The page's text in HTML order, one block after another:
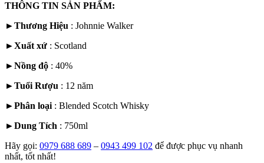
THÔNG TIN SẢN PHẨM:
►Thương Hiệu : Johnnie Walker
►Xuất xứ : Scotland
►Nồng độ : 40%
►Tuổi Rượu : 12 năm
►Phân loại : Blended Scotch Whisky
►Dung Tích : 750ml
Hãy gọi: 0979 688 689 – 0943 499 102 để được phục vụ nhanh
nhất, tốt nhất!